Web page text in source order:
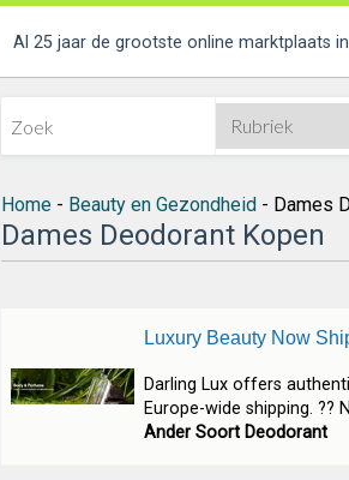
Al 25 jaar de grootste online marktplaats in
Home- Beauty en Gezondheid- Dames
Dames Deodorant Kopen
Luxury Beauty Now
Darling Lux offers
Europe-wide shipping. ??
Ander Soort Deodorant